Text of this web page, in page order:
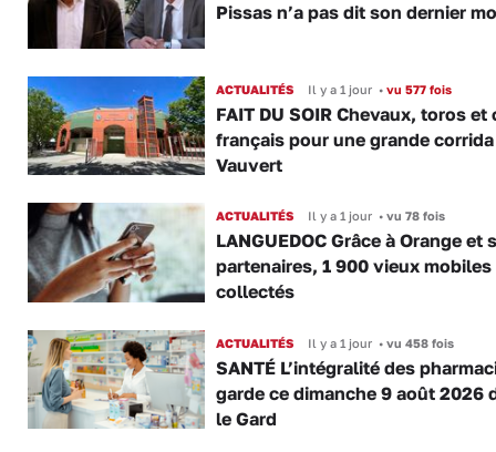
Pissas n’a pas dit son dernier
ACTUALITÉS Il y a 1 jour •vu 577 fois
FAIT DU SOIR Chevaux, toros et
français pour une grande corrida
Vauvert
ACTUALITÉS Il y a 1 jour •vu 78 fois
LANGUEDOC Grâce à Orange et
partenaires, 1 900 vieux mobiles
collectés
ACTUALITÉS Il y a 1 jour •vu 458 fois
SANTÉ L’intégralité des
garde ce dimanche 9 août 2026
le Gard